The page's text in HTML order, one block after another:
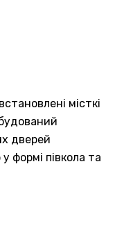
місткі
дверей
формі півкола та